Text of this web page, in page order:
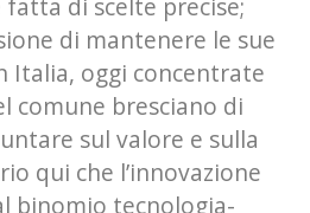
di mantenere le sue
Italia, oggi concentrate
comune bresciano di
sul valore e sulla
qui che l’innovazione
binomio tecnologia-